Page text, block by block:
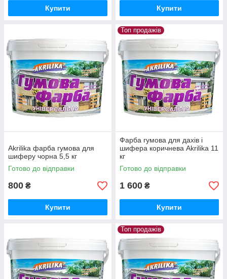
Купити Купити
Akrilika фарба гумова для
шиферу чорна 5,5 кг
Готово до відправки
800 ₴
Купити
Топ продажів
Фарба гумова для дахів і
шифера коричнева Akrilika 11
кг
Готово до відправки
1 600 ₴
Купити
Топ продажів